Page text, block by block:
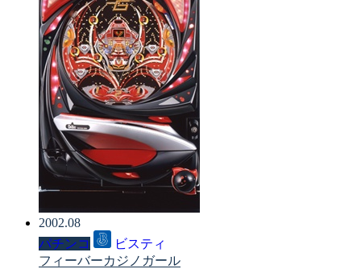
2002.08
パチンコ
ビスティ
フィーバーカジノガール